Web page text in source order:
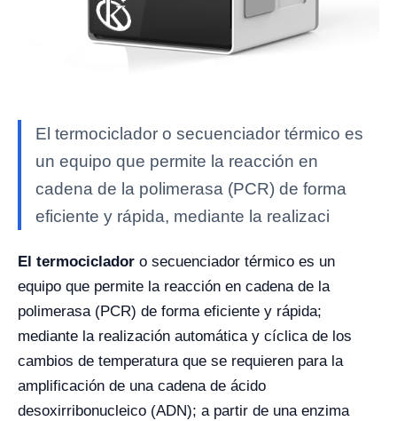
El termociclador o secuenciador térmico es
un equipo que permite la reacción en
cadena de la polimerasa (PCR) de forma
eficiente y rápida, mediante la realizaci
El termociclador o secuenciador térmico es un
equipo que permite la reacción en cadena de la
polimerasa (PCR) de forma eficiente y rápida;
mediante la realización automática y cíclica de los
cambios de temperatura que se requieren para la
amplificación de una cadena de ácido
desoxirribonucleico (ADN); a partir de una enzima